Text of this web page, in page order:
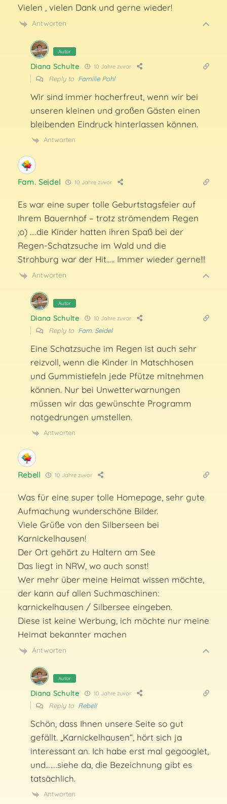
Vielen , vielen Dank und gerne wieder!
Antworten
Autor
Diana Schulte 10 Jahre zuvor
Reply to Familie Pohl
Wir sind immer hocherfreut, wenn wir bei
unseren kleinen und großen Gästen einen
bleibenden Eindruck hinterlassen können.
Antworten
Fam. Seidel 10 Jahre zuvor
Es war eine super tolle Geburtstagsfeier auf
Ihrem Bauernhof – trotz strömendem Regen
;o) ….die Kinder hatten ihren Spaß bei der
Regen-Schatzsuche im Wald und die
Strohburg war der Hit….. Immer wieder gerne!!!
Antworten
Autor
Diana Schulte 10 Jahre zuvor
Reply to Fam. Seidel
Eine Schatzsuche im Regen ist auch sehr
reizvoll, wenn die Kinder in Matschhosen
und Gummistiefeln jede Pfütze mitnehmen
können. Nur bei Unwetterwarnungen
müssen wir das gewünschte Programm
notgedrungen umstellen.
Antworten
Rebell 10 Jahre zuvor
Was für eine super tolle Homepage, sehr gute
Aufmachung wunderschöne Bilder.
Viele Grüße von den Silberseen bei
Karnickelhausen!
Der Ort gehört zu Haltern am See
Das liegt in NRW, wo auch sonst!
Wer mehr über meine Heimat wissen möchte,
der kann auf allen Suchmaschinen:
karnickelhausen / Silbersee eingeben.
Diese ist keine Werbung, ich möchte nur meine
Heimat bekannter machen
Antworten
Autor
Diana Schulte 10 Jahre zuvor
Reply to Rebell
Schön, dass Ihnen unsere Seite so gut
gefällt. „Karnickelhausen“, hört sich ja
interessant an. Ich habe erst mal gegooglet,
und…….siehe da, die Bezeichnung gibt es
tatsächlich.
Antworten